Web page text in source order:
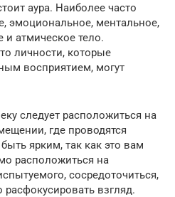
аура. Наиболее часто
эмоциональное, ментальное,
и атмическое тело.
личности, которые
восприятием, могут
следует расположиться на
где проводятся
ярким, так как это вам
расположиться на
сосредоточиться,
взгляд.